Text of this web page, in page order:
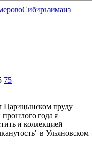
Сибирьзимаиз
75
Царицынском пруду
года я
и коллекцией
в Ульяновском